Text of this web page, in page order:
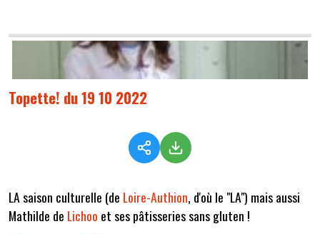
Topette! du 19 10 2022
LA saison culturelle (de Loire-Authion, d'où le "LA") mais aussi
Mathilde de Lichoo et ses pâtisseries sans gluten !